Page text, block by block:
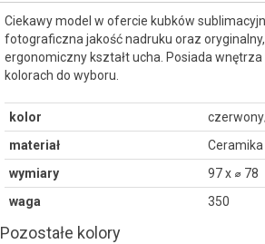
Ciekawy model w ofercie kubków
fotograficzna jakość nadruku oraz
ergonomiczny kształt ucha. Posiada wnętrza
kolorach do wyboru.
kolor
materiał
Ceramika
wymiary
97 x ⌀ 78
waga
350
Pozostałe kolory